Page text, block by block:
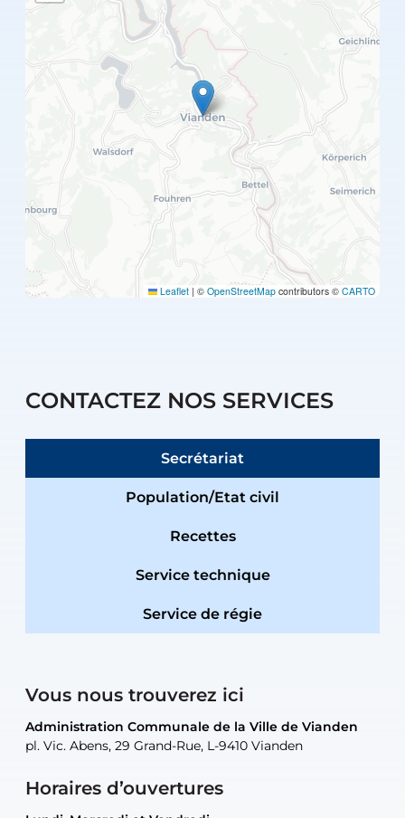
Leaflet | © OpenStreetMap contributors © CARTO
CONTACTEZ NOS SERVICES
Secrétariat
Population/Etat civil
Recettes
Service technique
Service de régie
Vous nous trouverez ici
Administration Communale de la Ville de Vianden
pl. Vic. Abens, 29 Grand-Rue, L-9410 Vianden
Horaires d’ouvertures
Administration Communale de la Ville de Vianden
pl. Vic. Abens, 29 Grand-Rue, L-9410 Vianden
Administration Communale de la Ville de Vianden
pl. Vic. Abens, 29 Grand-Rue, L-9410 Vianden
Administration Communale de la Ville de Vianden
pl. Vic. Abens, 29 Grand-Rue, L-9410 Vianden
Atelier Communal de la Ville de Vianden
30, rue Neugarten, L-9422 Vianden